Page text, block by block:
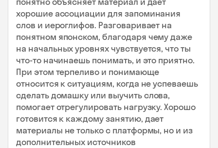
хорошие ассоциации для запоминания
слов и иероглифов. Разговаривает на
понятном японском, благодаря чему даже
на начальных уровнях чувствуется, что ты
что-то начинаешь понимать, и это приятно.
При этом терпеливо и понимающе
относится к ситуациям, когда не успеваешь
сделать домашку или выучить слова,
помогает отрегулировать нагрузку. Хорошо
готовится к каждому занятию, дает
материалы не только с платформы, но и из
дополнительных источников